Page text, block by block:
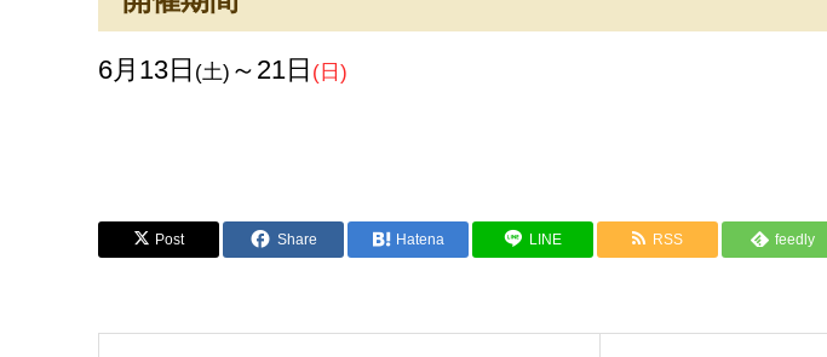
6月13日 (土) ～21日 (日)
Post Share Hatena LINE RSS feedly